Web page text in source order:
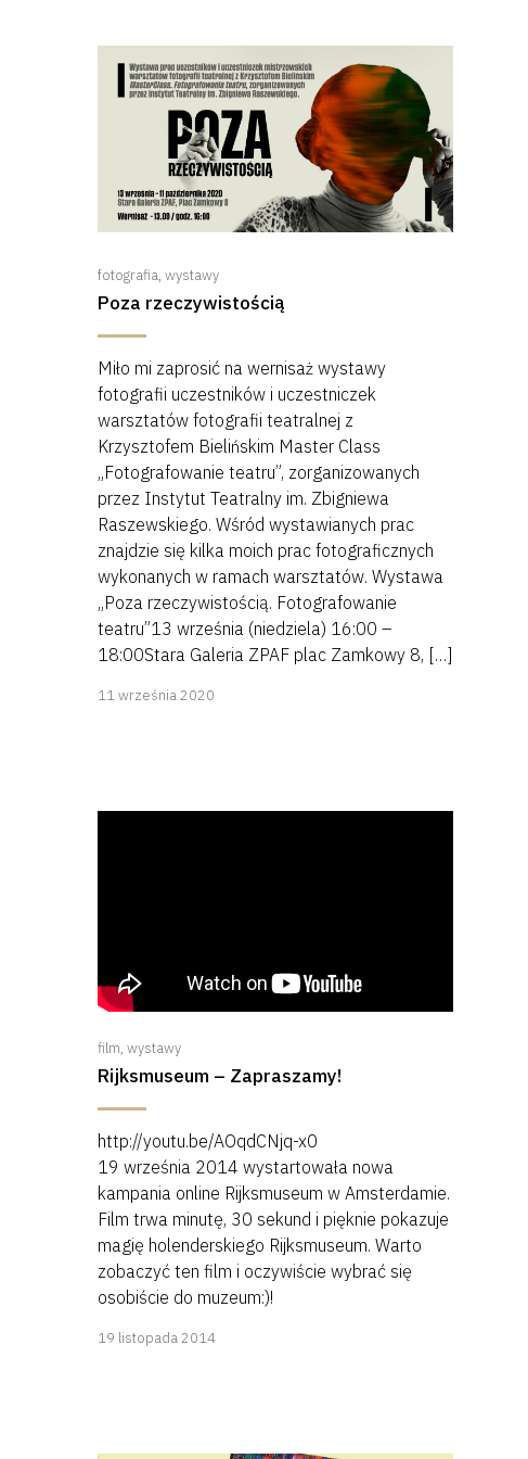
fotografia, wystawy
Poza rzeczywistością
Miło mi zaprosić na wernisaż wystawy
fotografii uczestników i uczestniczek
warsztatów fotografii teatralnej z
Krzysztofem Bielińskim Master Class
„Fotografowanie teatru”, zorganizowanych
przez Instytut Teatralny im. Zbigniewa
Raszewskiego. Wśród wystawianych prac
znajdzie się kilka moich prac fotograficznych
wykonanych w ramach warsztatów. Wystawa
„Poza rzeczywistością. Fotografowanie
teatru”13 września (niedziela) 16:00 –
18:00Stara Galeria ZPAF plac Zamkowy 8, […]
11 września 2020
film, wystawy
Rijksmuseum – Zapraszamy!
http://youtu.be/AOqdCNjq-x0
19 września 2014 wystartowała nowa
kampania online Rijksmuseum w Amsterdamie.
Film trwa minutę, 30 sekund i pięknie pokazuje
magię holenderskiego Rijksmuseum. Warto
zobaczyć ten film i oczywiście wybrać się
osobiście do muzeum:)!
19 listopada 2014kwietnia